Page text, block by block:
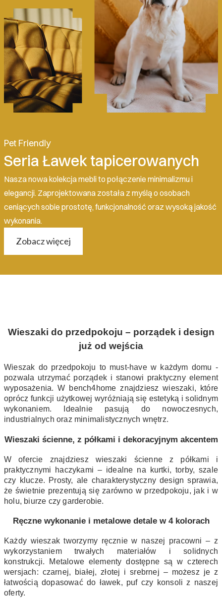
Pet Friendly
Seria Ławek tapicerowanych
Nasza nowa kolekcja mebli to połączenie minimalizmu i
elegancji. Zaprojektowana została z myślą o osobach
ceniących sobie prostotę, funkcjonalność oraz wysoką jakość
wykonania.
Zobacz więcej
Wieszaki do przedpokoju – porządek i design
już od wejścia
Wieszak do przedpokoju to must-have w każdym domu -
pozwala utrzymać porządek i stanowi praktyczny element
wyposażenia. W bench4home znajdziesz wieszaki, które
oprócz funkcji użytkowej wyróżniają się estetyką i solidnym
wykonaniem. Idealnie pasują do nowoczesnych,
industrialnych oraz minimalistycznych wnętrz.
Wieszaki ścienne, z półkami i dekoracyjnym akcentem
W ofercie znajdziesz wieszaki ścienne z półkami i
praktycznymi haczykami – idealne na kurtki, torby, szale
czy klucze. Prosty, ale charakterystyczny design sprawia,
że świetnie prezentują się zarówno w przedpokoju, jak i w
holu, biurze czy garderobie.
Ręczne wykonanie i metalowe detale w 4 kolorach
Każdy wieszak tworzymy ręcznie w naszej pracowni – z
wykorzystaniem trwałych materiałów i solidnych
konstrukcji. Metalowe elementy dostępne są w czterech
wersjach: czarnej, białej, złotej i srebrnej – możesz je z
łatwością dopasować do ławek, puf czy konsoli z naszej
oferty.